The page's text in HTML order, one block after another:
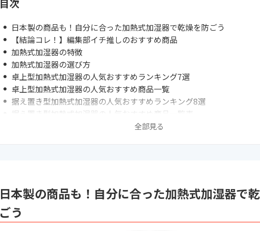
目次
日本製の商品も！自分に合った加熱式加湿器で乾燥を防ごう
【結論コレ！】編集部イチ推しのおすすめ商品
加熱式加湿器の特徴
加熱式加湿器の選び方
卓上型加熱式加湿器の人気おすすめランキング7選
卓上型加熱式加湿器の人気おすすめ商品一覧
据え置き型加熱式加湿器の人気おすすめランキング8選
据え置き型加熱式加湿器の人気おすすめ商品一覧表
通販サイトの最新売れ筋ランキングもチェック！
全部見る
日本製の商品も！自分に合った加熱式加湿器で
ごう